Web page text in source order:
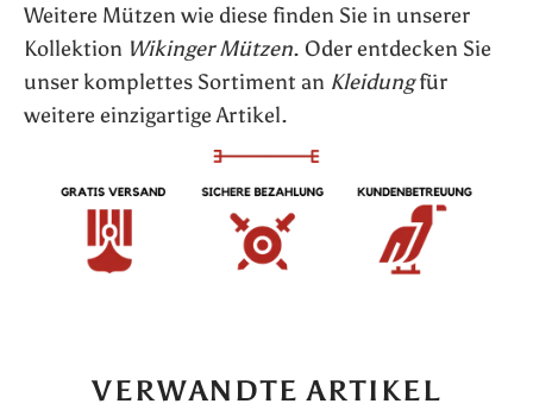
Weitere Mützen wie diese finden Sie in unserer
Kollektion Wikinger Mützen. Oder entdecken Sie
unser komplettes Sortiment an Kleidungfür
weitere einzigartige Artikel.
VERWANDTE ARTIKEL